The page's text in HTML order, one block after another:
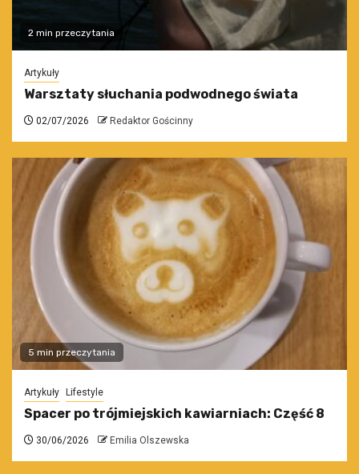
2 min przeczytania
Artykuły
Warsztaty słuchania podwodnego świata
02/07/2026 Redaktor Gościnny
5 min przeczytania
Artykuły Lifestyle
Spacer po trójmiejskich kawiarniach: Część 8
30/06/2026 Emilia Olszewska